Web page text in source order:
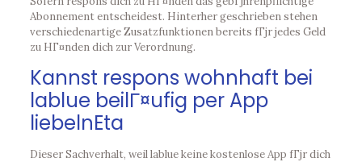
Abonnement entscheidest. Hinterher geschrieben stehen
verschiedenartige Zusatzfunktionen bereits fГјr jedes Geld
zu HГ¤nden dich zur Verordnung.
Kannst respons wohnhaft bei
lablue beilГ¤ufig per App
liebelnEta
Dieser Sachverhalt, weil lablue keine kostenlose App fГјr dich